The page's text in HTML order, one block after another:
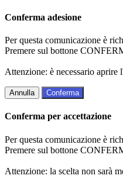
Conferma adesione
Per questa comunicazione è
Premere sul bottone
Attenzione: è necessario aprire
Annulla Conferma
Conferma per accettazione
Per questa comunicazione è
Premere sul bottone
Attenzione: la scelta non sarà